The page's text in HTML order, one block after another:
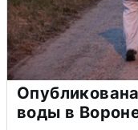
воды в